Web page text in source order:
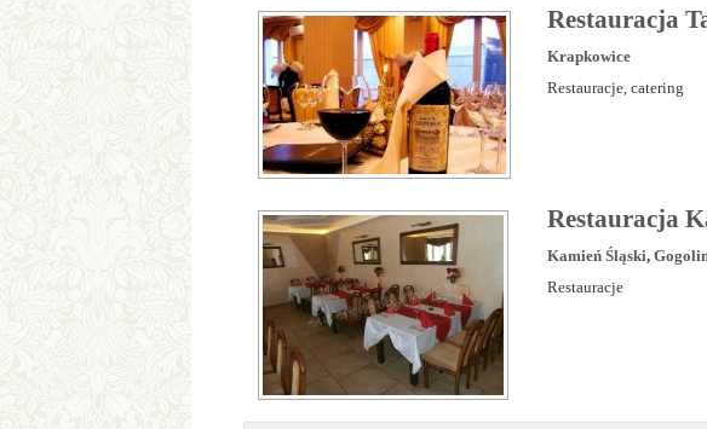
Restauracja
Krapkowice
Restauracje, catering
Restauracja
Kamień Śląski,
Restauracje